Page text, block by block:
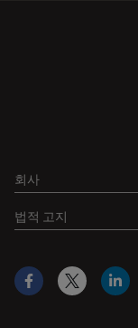
회사
법적 고지
Facebook
X